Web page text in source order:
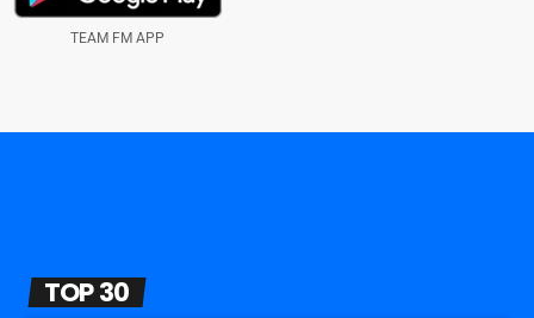
TEAM FM APP
TOP 30